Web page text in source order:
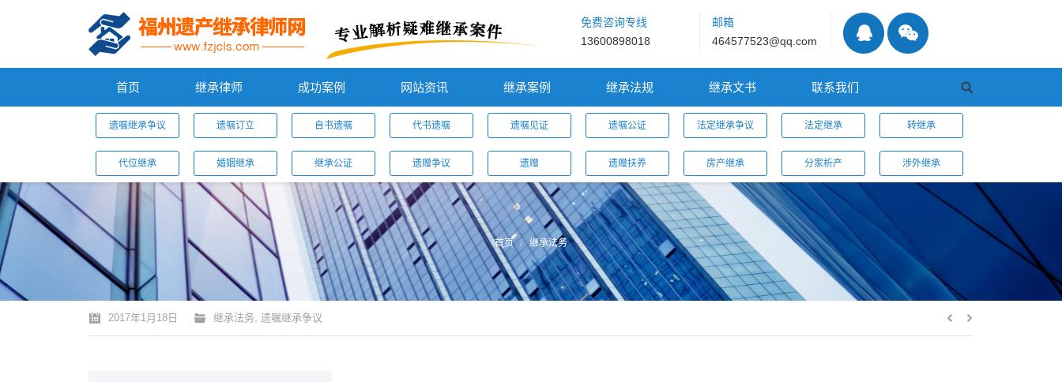
免费咨询专线
13600898018
邮箱
464577523@qq.com
首页 继承律师 成功案例 网站资讯 继承案例 继承法规 继承文书 联系我们
遗嘱继承争议 遗嘱订立 自书遗嘱 代书遗嘱 遗嘱见证 遗嘱公证 法定继承争议 法定继承 转继承
代位继承 婚姻继承 继承公证 遗赠争议 遗赠 遗赠扶养 房产继承 分家析产 涉外继承
您的位置： 首页 继承法务
2017年1月18日 继承法务, 遗嘱继承争议